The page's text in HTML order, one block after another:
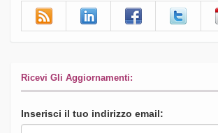
Ricevi Gli Aggiornamenti:
Inserisci il tuo indirizzo email: